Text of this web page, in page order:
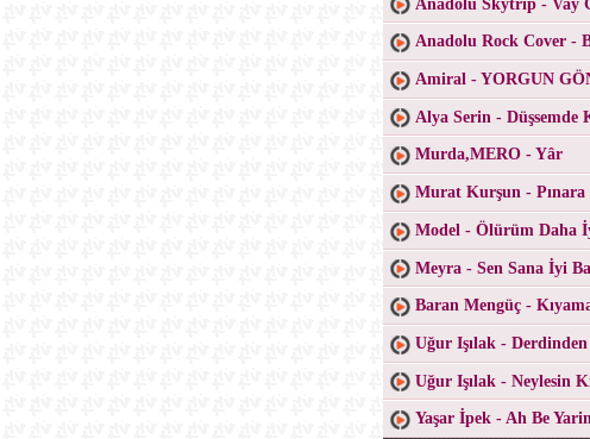
Anadolu Rock Cover -
Amiral - YORGUN
Alya Serin - Düşsemde
Murda,MERO - Yâr
Murat Kurşun - Pınara
Model - Ölürüm Daha
Meyra - Sen Sana İyi
Baran Mengüç -
Uğur Işılak -
Uğur Işılak - Neylesin
Yaşar İpek - Ah Be